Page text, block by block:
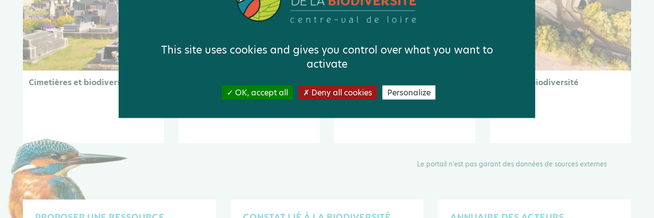
Cimetières et biodiversité Santé et biodiversité Éclairage et biodiversité Crues et biodiversité
Le portail n'est pas garant des données de sources externes
This site uses cookies and gives you control over what you want to
activate
OK, accept all Deny all cookies Personalize